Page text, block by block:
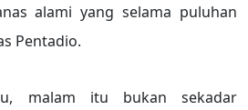
alami yang selama puluhan
Pentadio.
malam itu bukan sekadar